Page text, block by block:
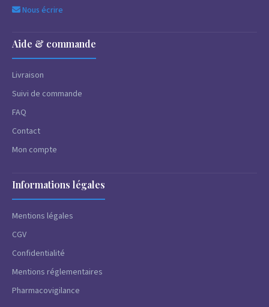
Nous écrire
Aide & commande
Livraison
Suivi de commande
FAQ
Contact
Mon compte
Informations légales
Mentions légales
CGV
Confidentialité
Mentions réglementaires
Pharmacovigilance